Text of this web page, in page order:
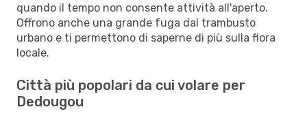
quando il tempo non consente attività all'aperto.
Offrono anche una grande fuga dal trambusto
urbano e ti permettono di saperne di più sulla flora
locale.
Città più popolari da cui volare per
Dedougou